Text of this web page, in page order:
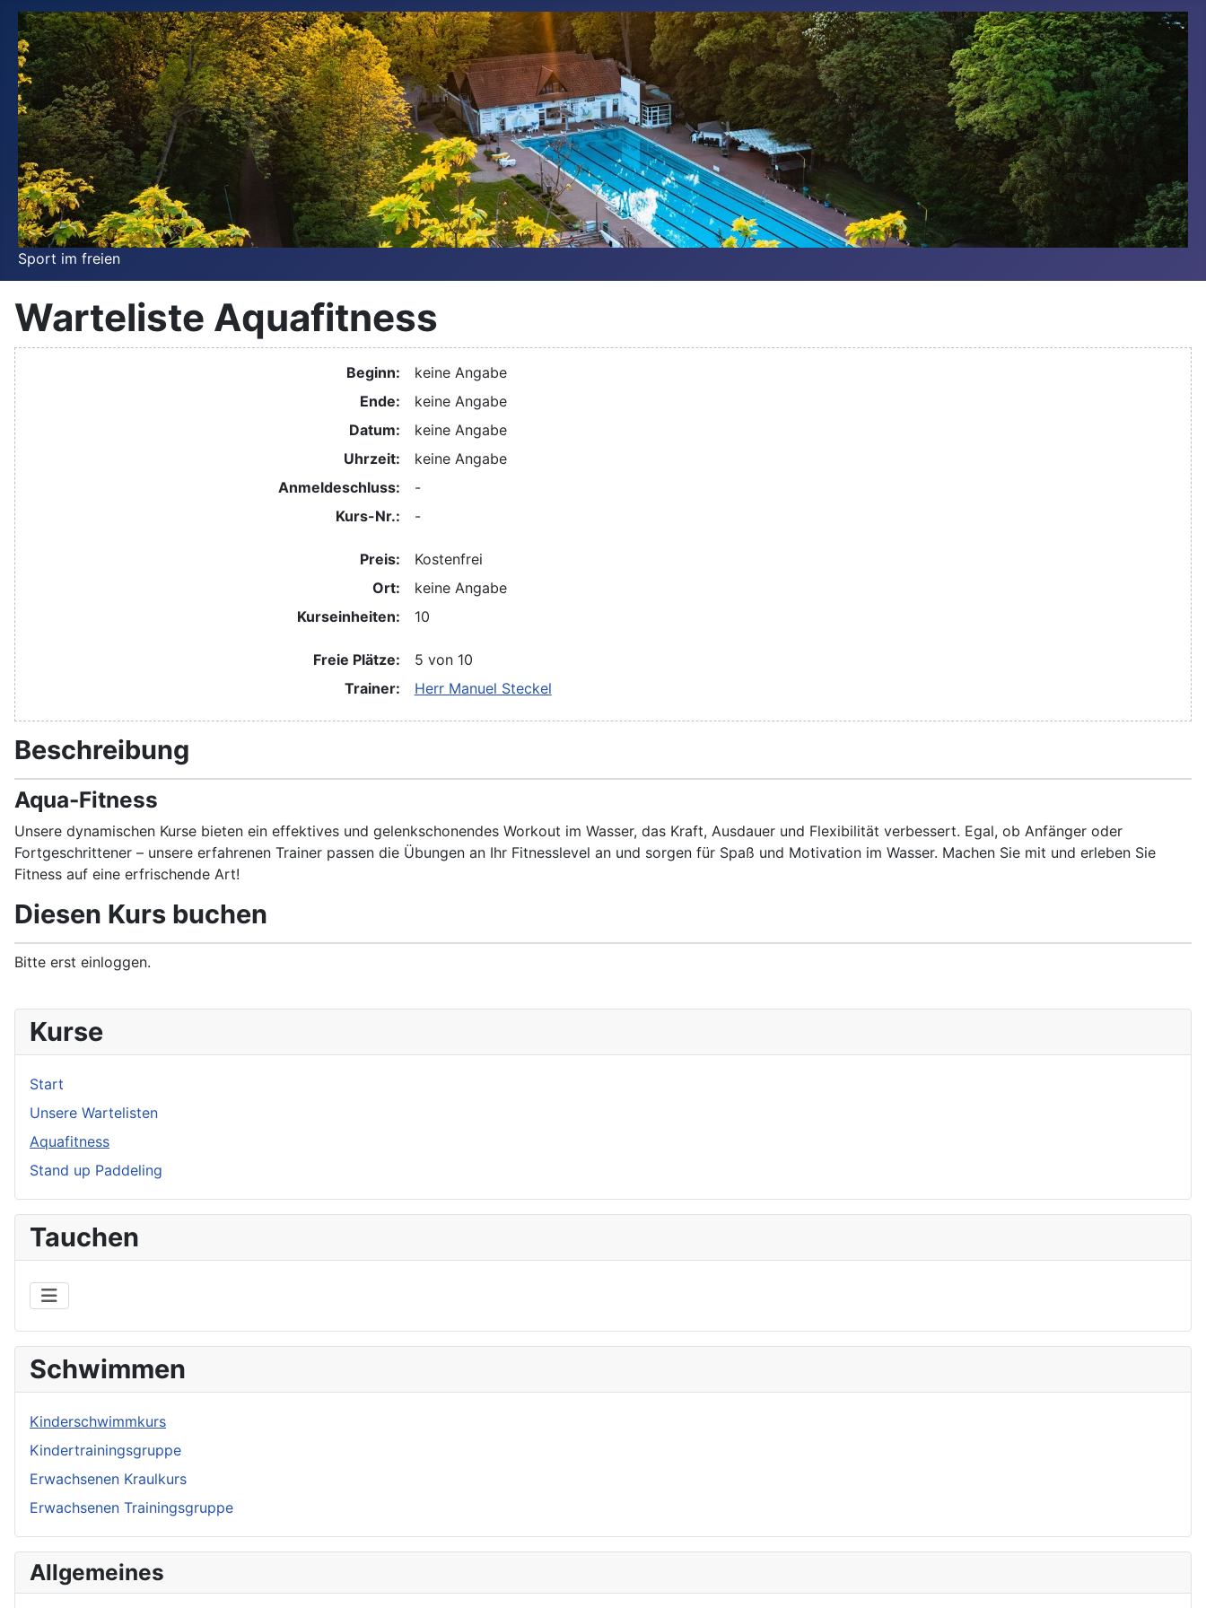
Sport im freien
Kurse
Start
Unsere Wartelisten
Aquafitness
Stand up Paddeling
Tauchen
Schwimmen
Kinderschwimmkurs
Kindertrainingsgruppe
Erwachsenen Kraulkurs
Erwachsenen Trainingsgruppe
Allgemeines
Warteliste Aquafitness
Beginn:
keine Angabe
Ende:
keine Angabe
Datum:
keine Angabe
Uhrzeit:
keine Angabe
Anmelde​schluss:
-
Kurs-Nr.:
-
Preis:
Kostenfrei
Ort:
keine Angabe
Kurseinheiten:
10
Freie Plätze:
5 von 10
Trainer:
Herr Manuel Steckel
Beschreibung
Aqua-Fitness
Unsere dynamischen Kurse bieten ein effektives und gelenkschonendes Workout im Wasser, das Kraft, Ausdauer und Flexibilität verbessert. Egal, ob Anfänger oder
Fortgeschrittener – unsere erfahrenen Trainer passen die Übungen an Ihr Fitnesslevel an und sorgen für Spaß und Motivation im Wasser. Machen Sie mit und erleben Sie
Fitness auf eine erfrischende Art!
Diesen Kurs buchen
Bitte erst einloggen.